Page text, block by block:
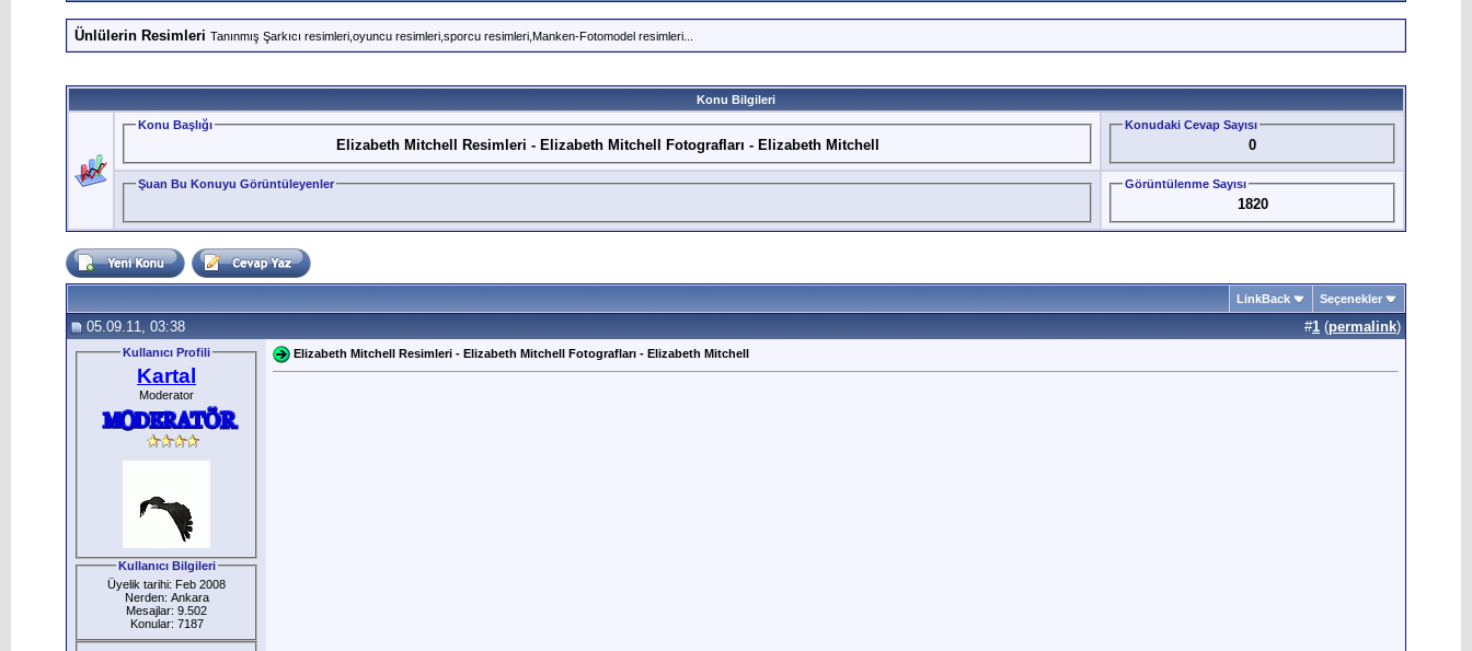
Ünlülerin Resimleri Tanınmış Şarkıcı resimleri,oyuncu resimleri,sporcu resimleri,Manken-Fotomodel resimleri...
Konu Bilgileri
Konu Başlığı
Elizabeth Mitchell Resimleri - Elizabeth Mitchell Fotografları - Elizabeth Mitchell
Konudaki Cevap Sayısı
0
Şuan Bu Konuyu Görüntüleyenler Görüntülenme Sayısı
1820
LinkBack Seçenekler
05.09.11, 03:38 #1 (permalink)
Kullanıcı Profili
Kartal
Moderator
Kullanıcı Bilgileri
Üyelik tarihi: Feb 2008
Nerden: Ankara
Mesajlar: 9.502
Konular: 7187
Elizabeth Mitchell Resimleri - Elizabeth Mitchell Fotografları - Elizabeth Mitchell